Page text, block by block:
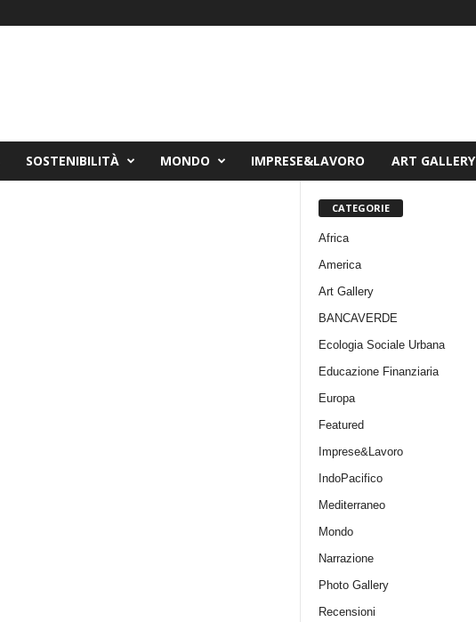
SOSTENIBILITÀ MONDO IMPRESE&LAVORO ART GALLERY
CATEGORIE
Africa
America
Art Gallery
BANCAVERDE
Ecologia Sociale Urbana
Educazione Finanziaria
Europa
Featured
Imprese&Lavoro
IndoPacifico
Mediterraneo
Mondo
Narrazione
Photo Gallery
Recensioni